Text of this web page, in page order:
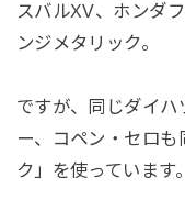
スバルXV、ホンダ
ンジメタリック。
ですが、同じダイハ
ー、コペン・セロ
ク」を使っています。